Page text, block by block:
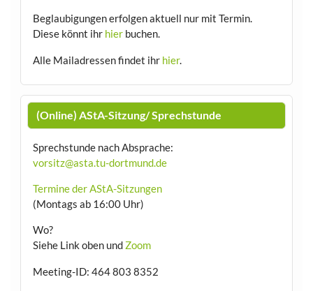
Beglaubigungen erfolgen aktuell nur mit Termin.
Diese könnt ihr hierbuchen.
Alle Mailadressen findet ihr hier.
(Online) AStA-Sitzung/ Sprechstunde
Sprechstunde nach Absprache:
vorsitz@asta.tu-dortmund.de
Termine der AStA-Sitzungen
(Montags ab 16:00 Uhr)
Wo?
Siehe Link oben und Zoom
Meeting-ID: 464 803 8352